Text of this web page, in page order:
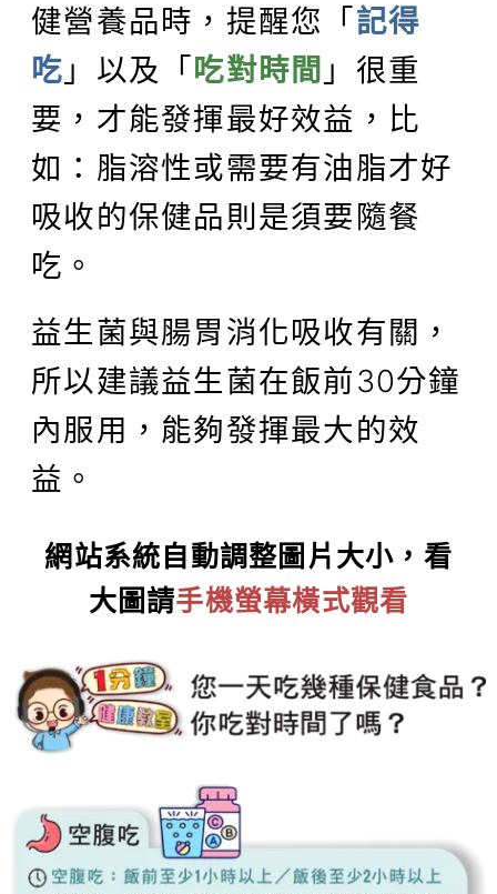
健營養品時，提醒您「記得
吃 」以及「吃對時間 」很重
要，才能發揮最好效益，比
如：脂溶性或需要有油脂才好
吸收的保健品則是須要隨餐
吃。
益生菌與腸胃消化吸收有關，
所以建議益生菌在飯前30分鐘
內服用，能夠發揮最大的效
益。
網站系統自動調整圖片大小，看
大圖請手機螢幕橫式觀看